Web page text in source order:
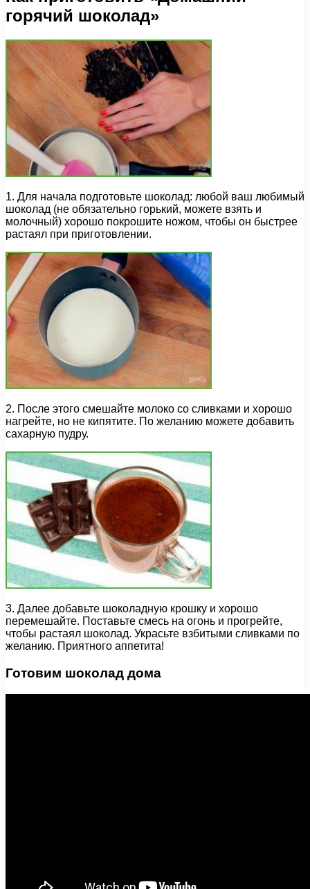
горячий шоколад»
1. Для начала подготовьте шоколад: любой ваш любимый
шоколад (не обязательно горький, можете взять и
молочный) хорошо покрошите ножом, чтобы он быстрее
растаял при приготовлении.
2. После этого смешайте молоко со сливками и хорошо
нагрейте, но не кипятите. По желанию можете добавить
сахарную пудру.
3. Далее добавьте шоколадную крошку и хорошо
перемешайте. Поставьте смесь на огонь и прогрейте,
чтобы растаял шоколад. Украсьте взбитыми сливками по
желанию. Приятного аппетита!
Готовим шоколад дома